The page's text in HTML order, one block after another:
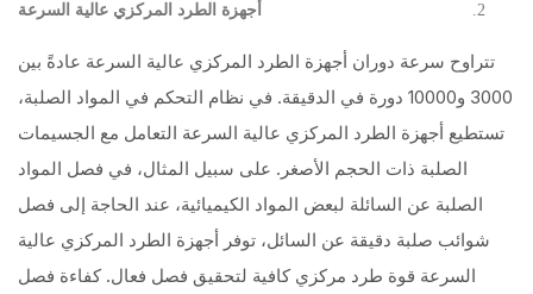
أجهزة الطرد المركزي عالية السرعة
تتراوح سرعة دوران أجهزة الطرد المركزي عالية السرعة عادةً بين
3000 و10000 دورة في الدقيقة. في نظام التحكم في المواد الصلبة،
تستطيع أجهزة الطرد المركزي عالية السرعة التعامل مع الجسيمات
الصلبة ذات الحجم الأصغر. على سبيل المثال، في فصل المواد
الصلبة عن السائلة لبعض المواد الكيميائية، عند الحاجة إلى فصل
شوائب صلبة دقيقة عن السائل، توفر أجهزة الطرد المركزي عالية
السرعة قوة طرد مركزي كافية لتحقيق فصل فعال. كفاءة فصل